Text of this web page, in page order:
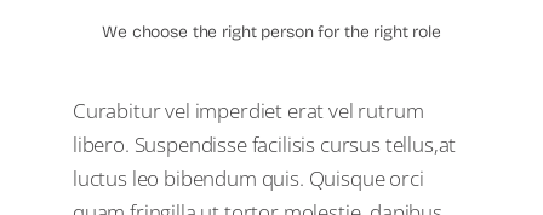
We choose the right person for the right role
Curabitur vel imperdiet erat vel rutrum
libero. Suspendisse facilisis cursus tellus,at
luctus leo bibendum quis. Quisque orci